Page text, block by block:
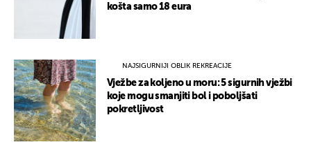
košta samo 18 eura
NAJSIGURNIJI OBLIK REKREACIJE
Vježbe za koljeno u moru: 5 sigurnih vježbi
koje mogu smanjiti bol i poboljšati
pokretljivost